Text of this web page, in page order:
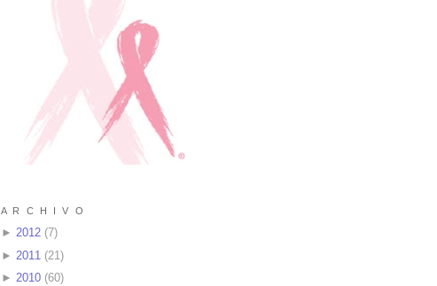
A R C H I V O
► 2012 (7)
► 2011 (21 )
► 2010 (60)